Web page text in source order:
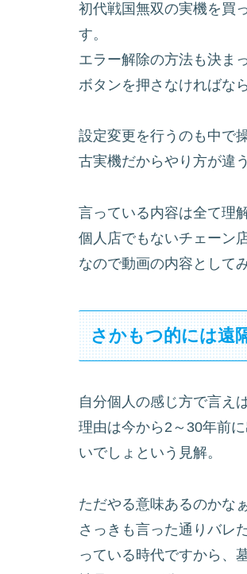
初代戦国無双の実機を買
す。
エラー解除の方法も決ま
ボタンを押さなければな
設定変更を行うのも中で
古実機だからやり方が違
言っている内容は全て理
個人店でもないチェーン
なので動画の内容として
さかもつ的には遠
自分個人の感じ方で言え
理由は今から2～30年前
いでしょという見解。
ただやる意味あるのかな
さっきも言った通りバレ
っている時代ですから、